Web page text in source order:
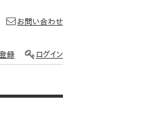
お問い合わせ
録 ログイン